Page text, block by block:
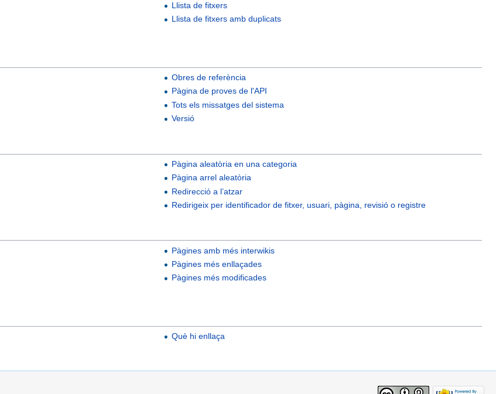
Llista de fitxers
Llista de fitxers amb duplicats
Obres de referència
Pàgina de proves de l'API
Tots els missatges del sistema
Versió
Pàgina aleatòria en una categoria
Pàgina arrel aleatòria
Redirecció a l’atzar
Redirigeix per identificador de fitxer, usuari, pàgina, revisió o registre
Pàgines amb més interwikis
Pàgines més enllaçades
Pàgines més modificades
Què hi enllaça